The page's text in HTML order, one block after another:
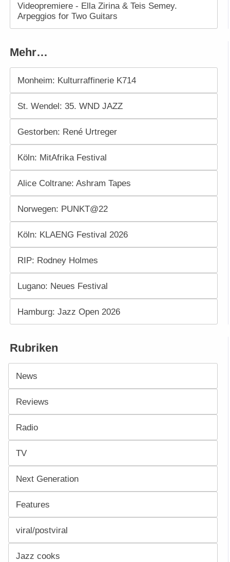
Videopremiere - Ella Zirina & Teis Semey.
Arpeggios for Two Guitars
Mehr…
Monheim: Kulturraffinerie K714
St. Wendel: 35. WND JAZZ
Gestorben: René Urtreger
Köln: MitAfrika Festival
Alice Coltrane: Ashram Tapes
Norwegen: PUNKT@22
Köln: KLAENG Festival 2026
RIP: Rodney Holmes
Lugano: Neues Festival
Hamburg: Jazz Open 2026
Rubriken
News
Reviews
Radio
TV
Next Generation
Features
viral/postviral
Jazz cooks